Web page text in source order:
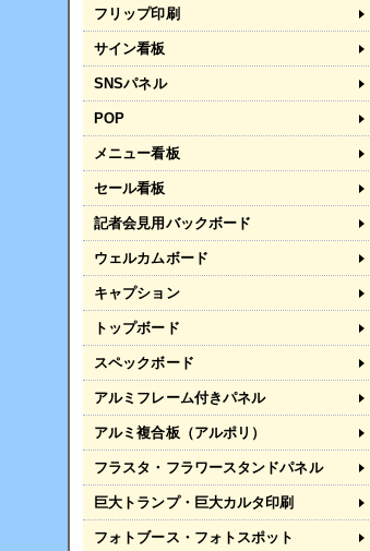
フリップ印刷
サイン看板
SNSパネル
POP
メニュー看板
セール看板
記者会見用バックボード
ウェルカムボード
キャプション
トップボード
スペックボード
アルミフレーム付きパネル
アルミ複合板（アルポリ）
フラスタ・フラワースタンドパネル
巨大トランプ・巨大カルタ印刷
フォトブース・フォトスポット